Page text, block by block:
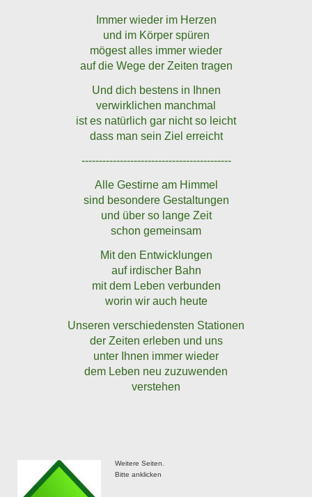
Immer wieder im Herzen
und im Körper spüren
mögest alles immer wieder
auf die Wege der Zeiten tragen
Und dich bestens in Ihnen
verwirklichen manchmal
ist es natürlich gar nicht so leicht
dass man sein Ziel erreicht
-------------------------------------------
Alle Gestirne am Himmel
sind besondere Gestaltungen
und über so lange Zeit
schon gemeinsam
Mit den Entwicklungen
auf irdischer Bahn
mit dem Leben verbunden
worin wir auch heute
Unseren verschiedensten Stationen
der Zeiten erleben und uns
unter Ihnen immer wieder
dem Leben neu zuzuwenden
verstehen
Weitere Seiten.
Bitte anklicken